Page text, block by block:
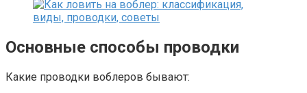
Основные способы проводки
Какие проводки воблеров бывают: